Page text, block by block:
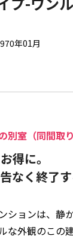
年01月
別室（同間取
得に。
なく終了す
ションは、静
な外観のこの